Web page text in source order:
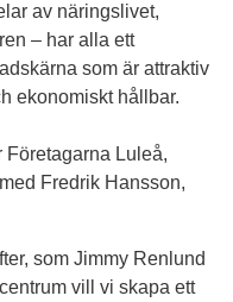
av näringslivet,
– har alla ett
som är attraktiv
ekonomiskt hållbar.
Företagarna Luleå,
Fredrik Hansson,
som Jimmy Renlund
vill vi skapa ett